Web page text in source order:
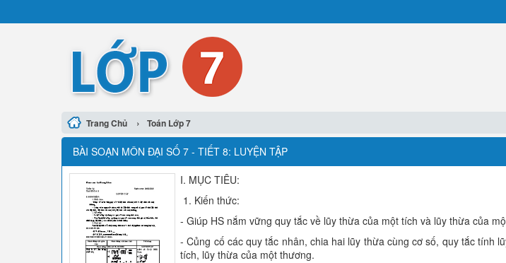
Trang Chủ › Toán Lớp 7
BÀI SOẠN MÔN ĐẠI SỐ 7 - TIẾT 8: LUYỆN TẬP
I. MỤC TIÊU:
1. Kiến thức:
- Giúp HS nắm vững quy tắc về lũy thừa của một tích và lũy thừa của
- Củng cố các quy tắc nhân, chia hai lũy thừa cùng cơ số, quy tắc tính
tích, lũy thừa của một thương.